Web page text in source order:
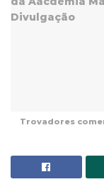
Trovadores